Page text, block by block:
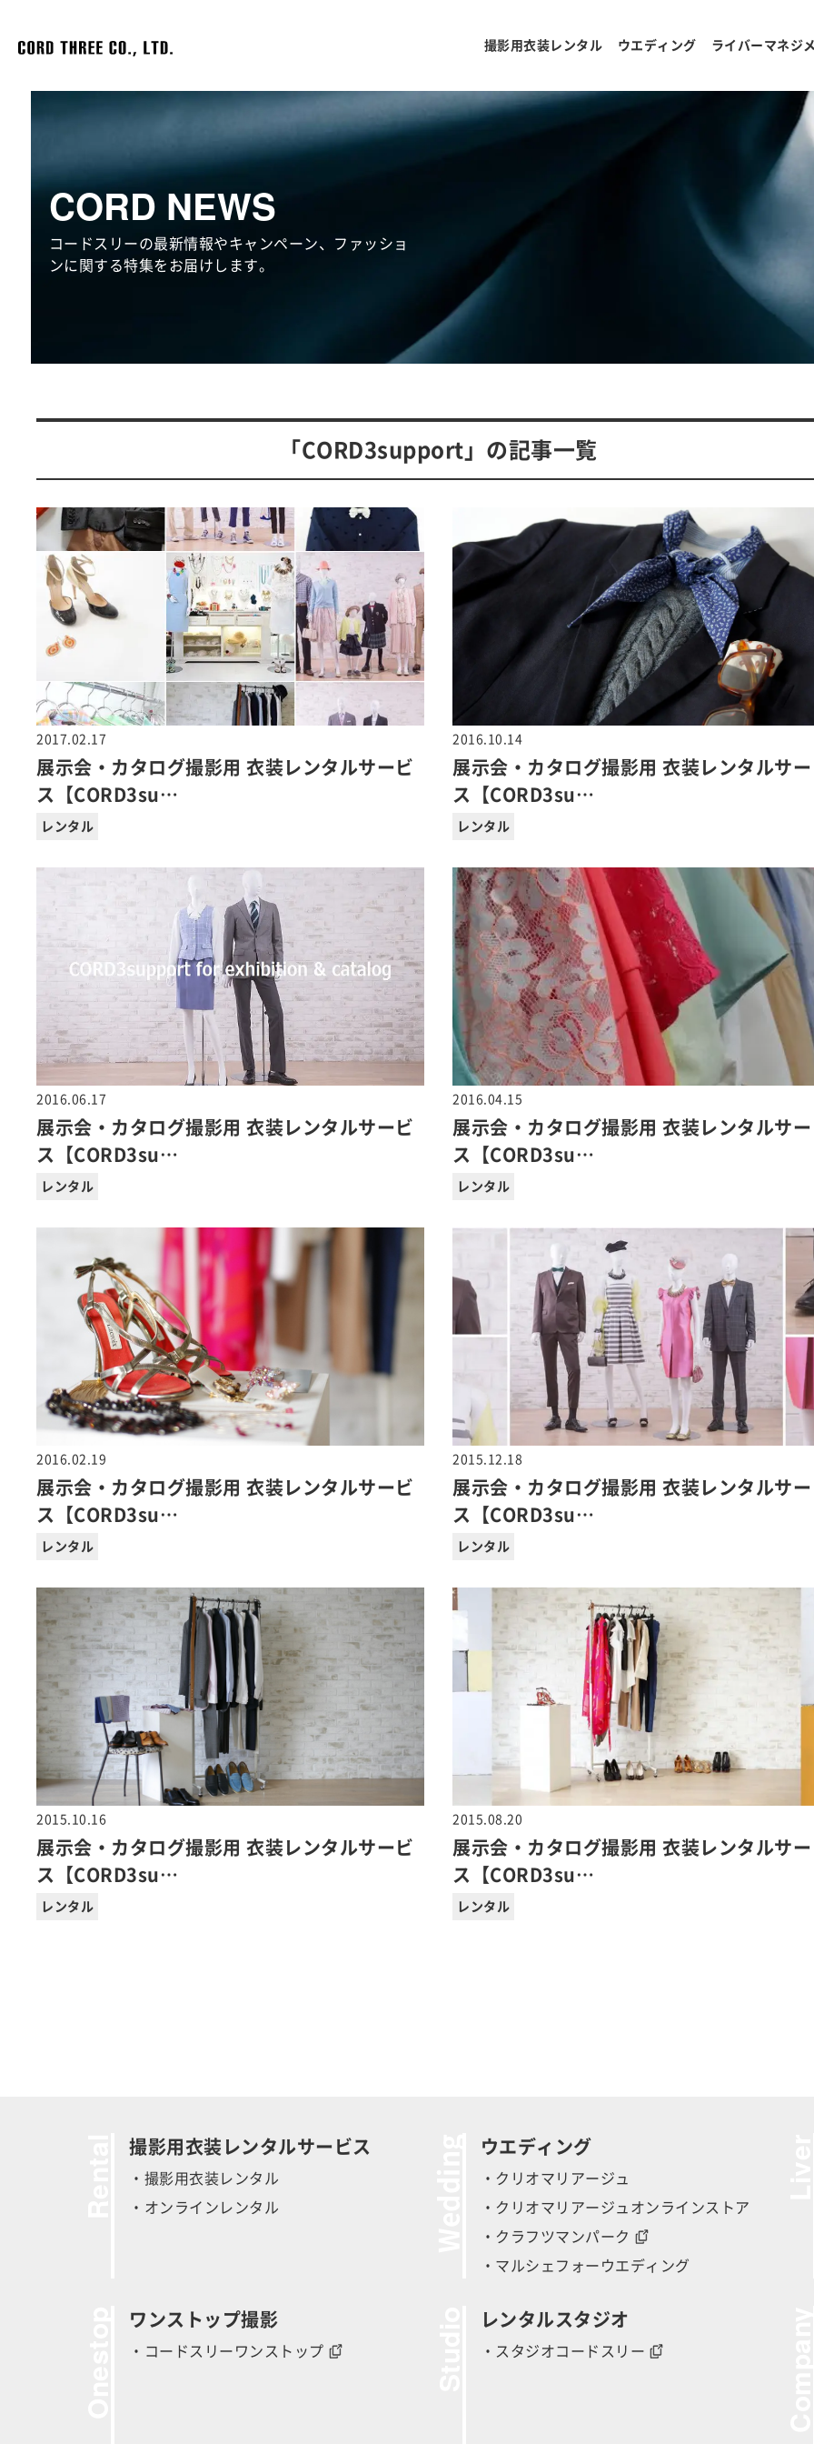
撮影用衣装レンタル ウエディング ライバーマネジ
CORD NEWS
コードスリーの最新情報やキャンペーン、ファッショ
ンに関する特集をお届けします。
「CORD3support」の記事一覧
2017.02.17
展示会・カタログ撮影用 衣装レンタルサービ
ス【CORD3su…
レンタル
2016.10.14
展示会・カタログ撮影用 衣装レンタルサ
ス【CORD3su…
レンタル
2016.06.17
展示会・カタログ撮影用 衣装レンタルサービ
ス【CORD3su…
レンタル
2016.04.15
展示会・カタログ撮影用 衣装レンタルサ
ス【CORD3su…
レンタル
2016.02.19
展示会・カタログ撮影用 衣装レンタルサービ
ス【CORD3su…
レンタル
2015.12.18
展示会・カタログ撮影用 衣装レンタルサ
ス【CORD3su…
レンタル
2015.10.16
展示会・カタログ撮影用 衣装レンタルサービ
ス【CORD3su…
レンタル
2015.08.20
展示会・カタログ撮影用 衣装レンタルサ
ス【CORD3su…
レンタル
撮影用衣装レンタルサービス
・撮影用衣装レンタル
・オンラインレンタル
ウエディング
・クリオマリアージュ
・クリオマリアージュオンラインストア
・クラフツマンパーク
・マルシェフォーウエディング
ワンストップ撮影
・コードスリーワンストップ
レンタルスタジオ
・スタジオコードスリー